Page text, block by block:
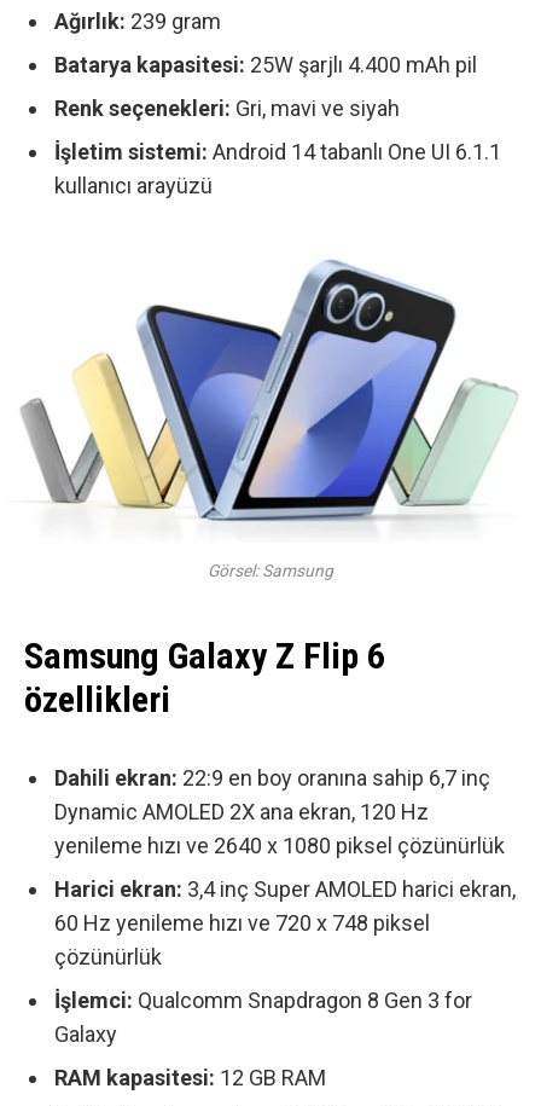
Ağırlık: 239 gram
Batarya kapasitesi: 25W şarjlı 4.400 mAh pil
Renk seçenekleri: Gri, mavi ve siyah
İşletim sistemi: Android 14 tabanlı One UI 6.1.1
kullanıcı arayüzü
Görsel: Samsung
Samsung Galaxy Z Flip 6
özellikleri
Dahili ekran: 22:9 en boy oranına sahip 6,7 inç
Dynamic AMOLED 2X ana ekran, 120 Hz
yenileme hızı ve 2640 x 1080 piksel çözünürlük
Harici ekran: 3,4 inç Super AMOLED harici ekran,
60 Hz yenileme hızı ve 720 x 748 piksel
çözünürlük
İşlemci: Qualcomm Snapdragon 8 Gen 3 for
Galaxy
RAM kapasitesi: 12 GB RAM